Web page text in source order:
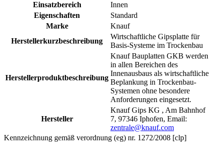
Einsatzbereich
Innen
Eigenschaften
Standard
Marke
Knauf
Herstellerkurzbeschreibung
Wirtschaftliche Gipsplatte für
Basis-Systeme im Trockenbau
Herstellerproduktbeschreibung
Knauf Bauplatten GKB werden
in allen Bereichen des
Innenausbaus als wirtschaftliche
Beplankung in Trockenbau-
Systemen ohne besondere
Anforderungen eingesetzt.
Hersteller
Knauf Gips KG , Am Bahnhof
7, 97346 Iphofen, Email:
zentrale@knauf.com
Kennzeichnung gemäß verordnung (eg) nr. 1272/2008 [clp]